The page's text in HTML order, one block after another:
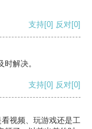
支持[0] 反对[0]
解决。
支持[0] 反对[0]
视频、玩游戏还是工